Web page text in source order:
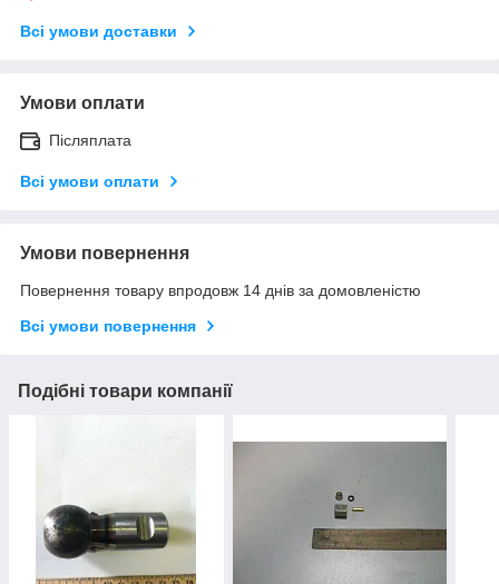
Всі умови доставки
Умови оплати
Післяплата
Всі умови оплати
Умови повернення
Повернення товару впродовж 14 днів за домовленістю
Всі умови повернення
Подібні товари компанії